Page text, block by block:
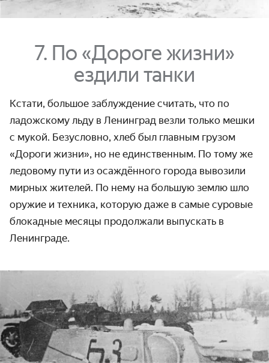
7. По «Дороге жизни»
ездили танки
Кстати, большое заблуждение считать, что по
ладожскому льду в Ленинград везли только мешки
с мукой. Безусловно, хлеб был главным грузом
«Дороги жизни», но не единственным. По тому же
ледовому пути из осаждённого города вывозили
мирных жителей. По нему на большую землю шло
оружие и техника, которую даже в самые суровые
блокадные месяцы продолжали выпускать в
Ленинграде.